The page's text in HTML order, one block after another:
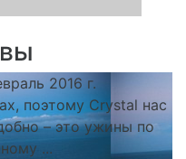
2016 г.
поэтому Crystal нас
– это ужины по
...